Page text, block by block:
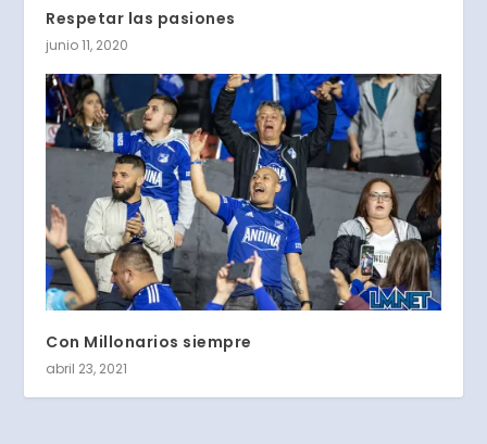
Respetar las pasiones
junio 11, 2020
Con Millonarios siempre
abril 23, 2021